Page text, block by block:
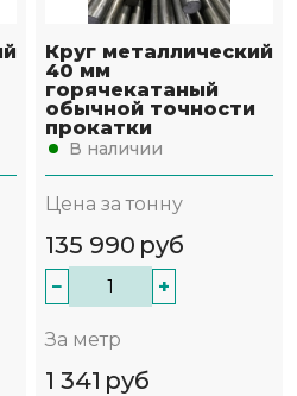
Круг металлический
40 мм
горячекатаный
обычной точности
прокатки
В наличии
Цена за тонну
135 990 руб
− +
За метр
1 341 руб